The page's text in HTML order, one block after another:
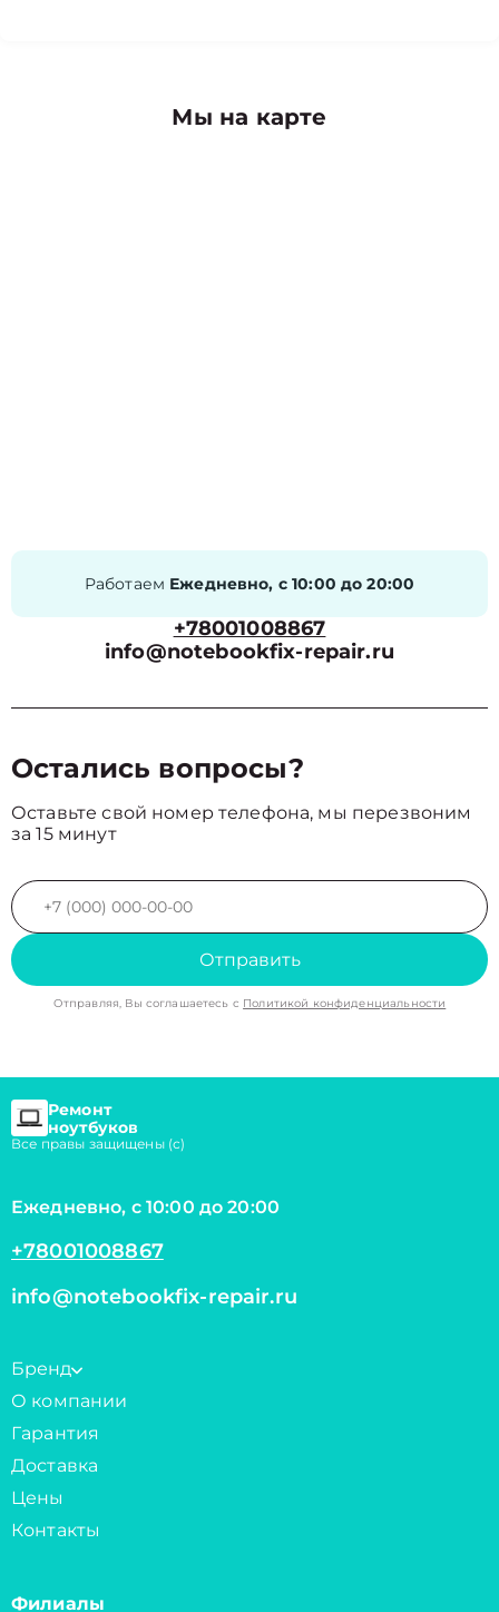
Мы на карте
Работаем Ежедневно, с 10:00 до 20:00
+78001008867
info@notebookfix-repair.ru
Остались вопросы?
Оставьте свой номер телефона, мы перезвоним
за 15 минут
Отправить
Отправляя, Вы соглашаетесь с Политикой конфиденциальности
Ремонт
ноутбуков
Все правы защищены (с)
Ежедневно, с 10:00 до 20:00
+78001008867
info@notebookfix-repair.ru
Бренд
О компании
Гарантия
Доставка
Цены
Контакты
Филиалы